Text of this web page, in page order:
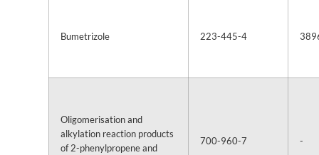
Bumetrizole 223-445-4
Oligomerisation and
alkylation reaction products
of 2-phenylpropene and
700-960-7 -